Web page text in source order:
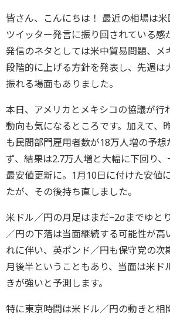
皆さん、こんにちは！ 最近の相場は
ツイッター発言に振り回されている感
発信のネタとしては米中貿易問題、メ
段階的に上げる方針を発表し、先週は
振れる場面もありました。
本日、アメリカとメキシコの協議が行
動向も気になるところです。加えて、
も民間部門雇用者数が18万人増の予想
ず、結果は2.7万人増と大幅に下回り
最安値更新に。1月10日に付けた安値
たが、その後持ち直しました。
米ドル／円の月足はまだ−2σまでゆと
／円の下落は当面継続する可能性が高
れに伴い、英ポンド／円も保守党の次
月後半ということもあり、当面は米ド
きが強いと予測します。
特に東京時間は米ドル／円の動きと相